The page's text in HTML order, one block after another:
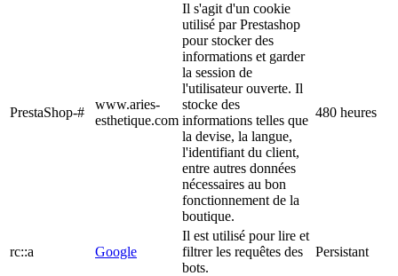
PrestaShop-#
www.aries-
esthetique.com
Il s'agit d'un cookie
utilisé par Prestashop
pour stocker des
informations et garder
la session de
l'utilisateur ouverte. Il
stocke des
informations telles que
la devise, la langue,
l'identifiant du client,
entre autres données
nécessaires au bon
fonctionnement de la
boutique.
480 heures
rc::a Google
Il est utilisé pour lire et
filtrer les requêtes des
bots.
Persistant